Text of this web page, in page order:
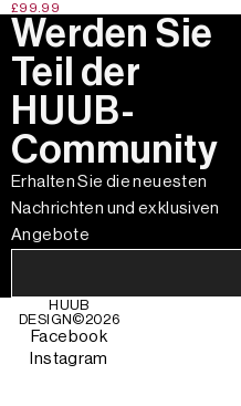
£99.99
Werden Sie
Teil der
HUUB-
Community
Erhalten Sie die neuesten
Nachrichten und exklusiven
Angebote
HUUB
DESIGN©2026
Facebook
Instagram